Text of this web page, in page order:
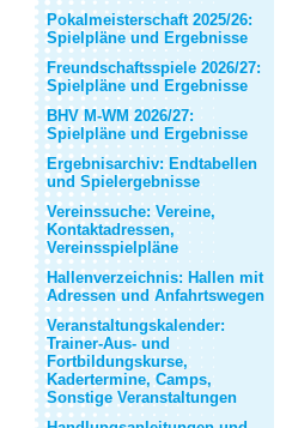
Pokalmeisterschaft 2025/26:
Spielpläne und Ergebnisse
Freundschaftsspiele 2026/27:
Spielpläne und Ergebnisse
BHV M-WM 2026/27:
Spielpläne und Ergebnisse
Ergebnisarchiv: Endtabellen
und Spielergebnisse
Vereinssuche: Vereine,
Kontaktadressen,
Vereinsspielpläne
Hallenverzeichnis: Hallen mit
Adressen und Anfahrtswegen
Veranstaltungskalender:
Trainer-Aus- und
Fortbildungskurse,
Kadertermine, Camps,
Sonstige Veranstaltungen